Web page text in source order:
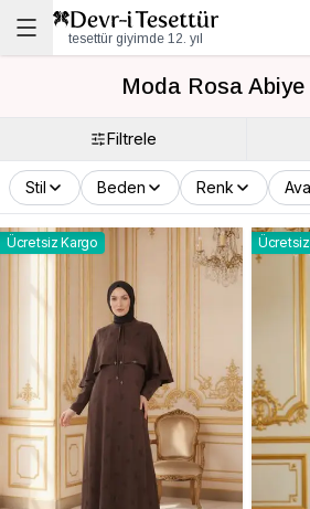
tesettür giyimde 12. yıl
Moda Rosa
Filtrele
Stil Beden Renk
Ücretsiz Kargo